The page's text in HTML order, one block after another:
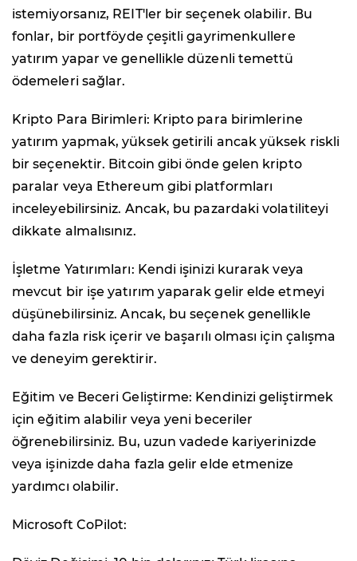
istemiyorsanız, REIT'ler bir seçenek olabilir. Bu
fonlar, bir portföyde çeşitli gayrimenkullere
yatırım yapar ve genellikle düzenli temettü
ödemeleri sağlar.
Kripto Para Birimleri: Kripto para birimlerine
yatırım yapmak, yüksek getirili ancak yüksek riskli
bir seçenektir. Bitcoin gibi önde gelen kripto
paralar veya Ethereum gibi platformları
inceleyebilirsiniz. Ancak, bu pazardaki volatiliteyi
dikkate almalısınız.
İşletme Yatırımları: Kendi işinizi kurarak veya
mevcut bir işe yatırım yaparak gelir elde etmeyi
düşünebilirsiniz. Ancak, bu seçenek genellikle
daha fazla risk içerir ve başarılı olması için çalışma
ve deneyim gerektirir.
Eğitim ve Beceri Geliştirme: Kendinizi geliştirmek
için eğitim alabilir veya yeni beceriler
öğrenebilirsiniz. Bu, uzun vadede kariyerinizde
veya işinizde daha fazla gelir elde etmenize
yardımcı olabilir.
Microsoft CoPilot: